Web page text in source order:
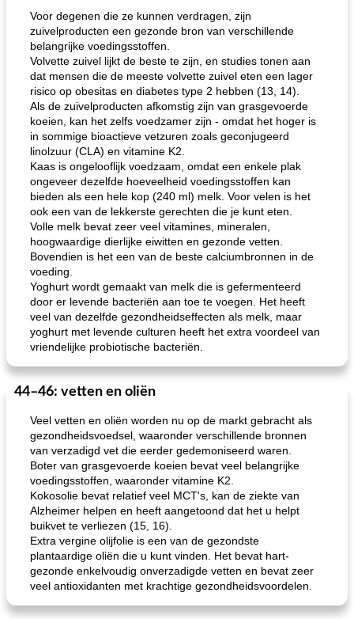
Voor degenen die ze kunnen verdragen, zijn
zuivelproducten een gezonde bron van verschillende
belangrijke voedingsstoffen.
Volvette zuivel lijkt de beste te zijn, en studies tonen aan
dat mensen die de meeste volvette zuivel eten een lager
risico op obesitas en diabetes type 2 hebben (13, 14).
Als de zuivelproducten afkomstig zijn van grasgevoerde
koeien, kan het zelfs voedzamer zijn - omdat het hoger is
in sommige bioactieve vetzuren zoals geconjugeerd
linolzuur (CLA) en vitamine K2.
Kaas is ongelooflijk voedzaam, omdat een enkele plak
ongeveer dezelfde hoeveelheid voedingsstoffen kan
bieden als een hele kop (240 ml) melk. Voor velen is het
ook een van de lekkerste gerechten die je kunt eten.
Volle melk bevat zeer veel vitamines, mineralen,
hoogwaardige dierlijke eiwitten en gezonde vetten.
Bovendien is het een van de beste calciumbronnen in de
voeding.
Yoghurt wordt gemaakt van melk die is gefermenteerd
door er levende bacteriën aan toe te voegen. Het heeft
veel van dezelfde gezondheidseffecten als melk, maar
yoghurt met levende culturen heeft het extra voordeel van
vriendelijke probiotische bacteriën.
44–46: vetten en oliën
Veel vetten en oliën worden nu op de markt gebracht als
gezondheidsvoedsel, waaronder verschillende bronnen
van verzadigd vet die eerder gedemoniseerd waren.
Boter van grasgevoerde koeien bevat veel belangrijke
voedingsstoffen, waaronder vitamine K2.
Kokosolie bevat relatief veel MCT's, kan de ziekte van
Alzheimer helpen en heeft aangetoond dat het u helpt
buikvet te verliezen (15, 16).
Extra vergine olijfolie is een van de gezondste
plantaardige oliën die u kunt vinden. Het bevat hart-
gezonde enkelvoudig onverzadigde vetten en bevat zeer
veel antioxidanten met krachtige gezondheidsvoordelen.